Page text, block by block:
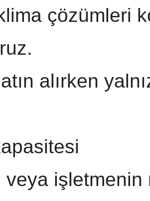
çözümleri
alırken
veya